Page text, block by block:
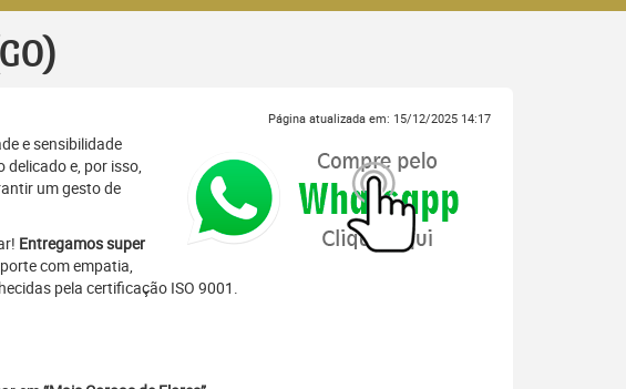
Página atualizada em: 15/12/2025 14:17
e sensibilidade
e, por isso,
um gesto de
Entregamos super
com empatia,
pela certificação ISO 9001.